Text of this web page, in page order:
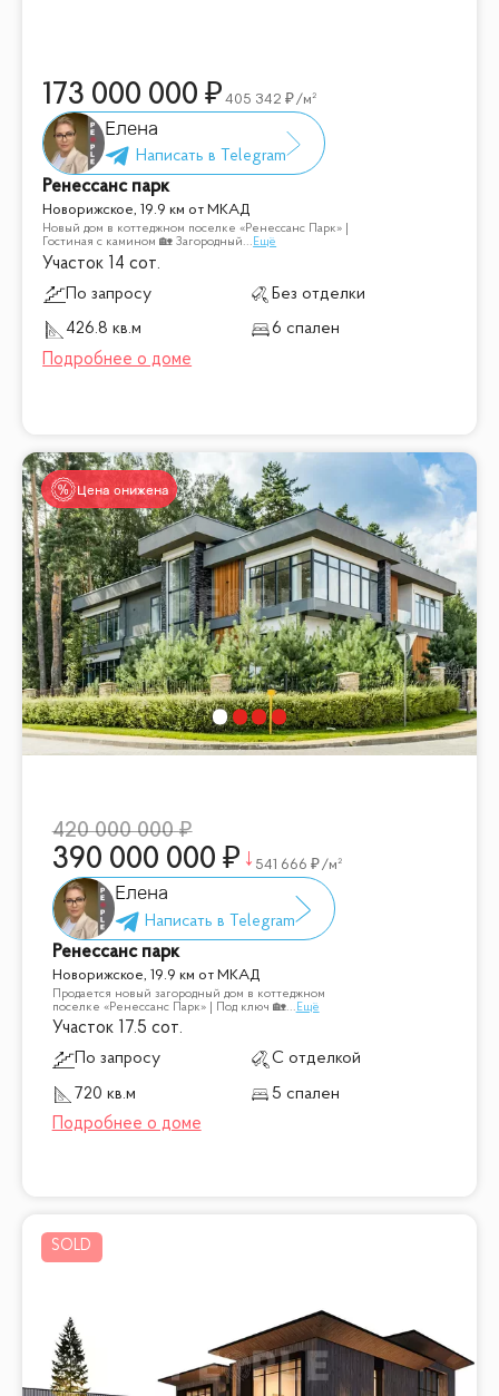
173 000 000 405 342 /м²
Елена
Ренессанс парк
Новорижское, 19.9 км от МКАД
Новый дом в коттеджном поселке «Ренессанс Парк» |
Гостиная с камином 🏡 Загородный... Ещё
Участок 14 сот.
По запросу
Без отделки
426.8 кв.м
6 спален
Цена снижена
420 000 000
390 000 000 541 666 /м²
Елена
Ренессанс парк
Новорижское, 19.9 км от МКАД
Продается новый загородный дом в коттеджном
поселке «Ренессанс Парк» | Под ключ 🏡... Ещё
Участок 17.5 сот.
По запросу
С отделкой
720 кв.м
5 спален